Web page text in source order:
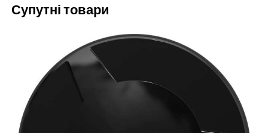
Супутні товари